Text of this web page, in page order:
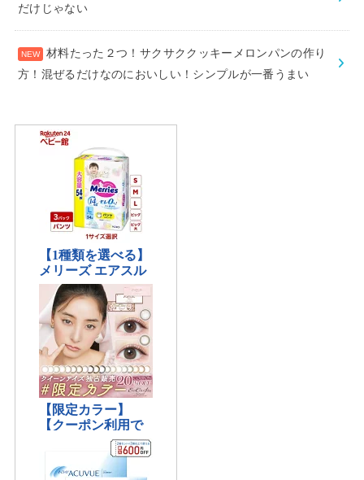
だけじゃない
材料たった２つ！サクサククッキーメロンパンの作り
方！混ぜるだけなのにおいしい！シンプルが一番うまい